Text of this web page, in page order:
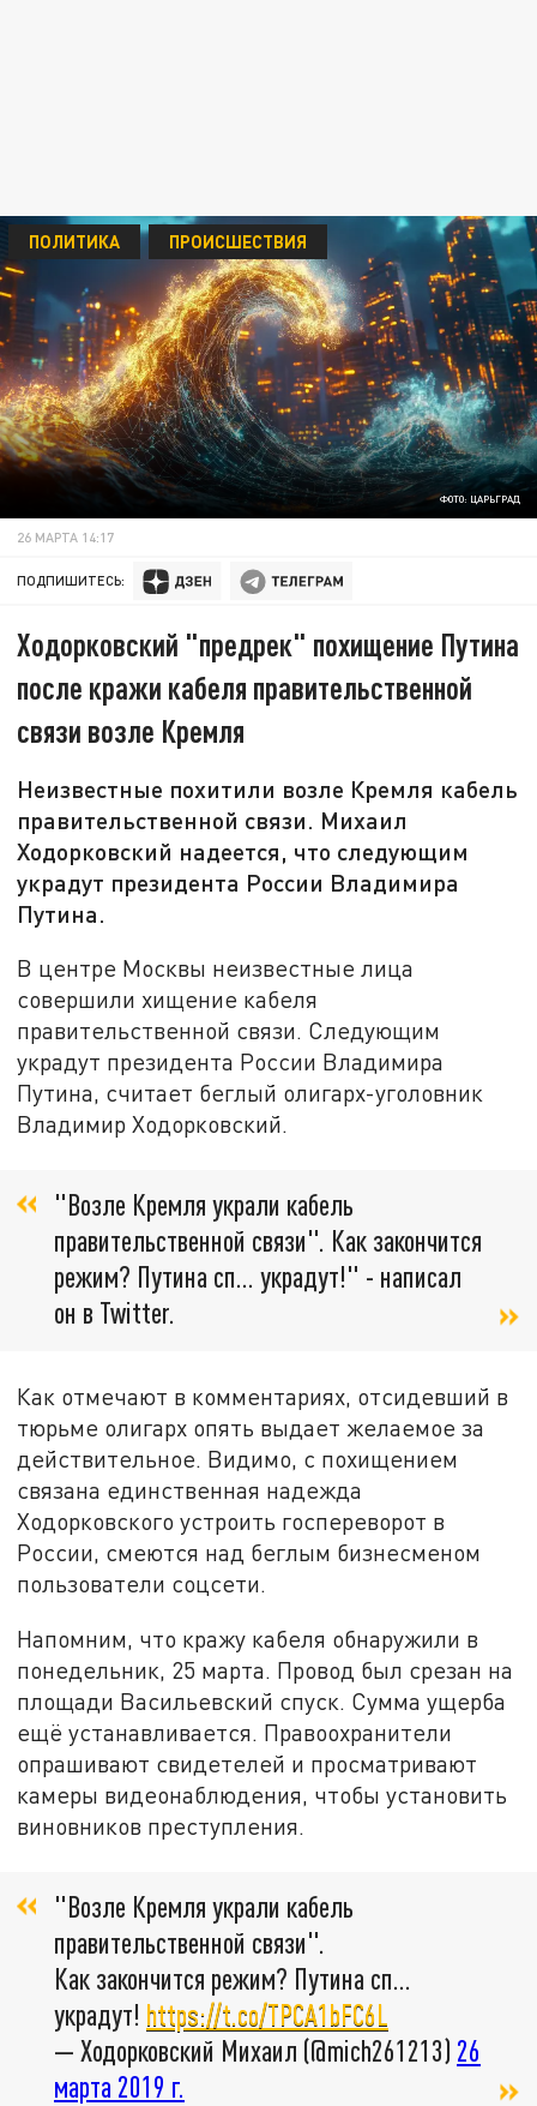
ФОТО: ЦАРЬГРАД
ПОЛИТИКА ПРОИСШЕСТВИЯ
26 МАРТА 14:17
ПОДПИШИТЕСЬ:
Ходорковский "предрек" похищение Путина
после кражи кабеля правительственной
связи возле Кремля
Неизвестные похитили возле Кремля кабель
правительственной связи. Михаил
Ходорковский надеется, что следующим
украдут президента России Владимира
Путина.
В центре Москвы неизвестные лица
совершили хищение кабеля
правительственной связи. Следующим
украдут президента России Владимира
Путина, считает беглый олигарх-уголовник
Владимир Ходорковский.
"Возле Кремля украли кабель
правительственной связи". Как закончится
режим? Путина сп... украдут!" - написал
он в Twitter.
Как отмечают в комментариях, отсидевший в
тюрьме олигарх опять выдает желаемое за
действительное. Видимо, с похищением
связана единственная надежда
Ходорковского устроить госпереворот в
России, смеются над беглым бизнесменом
пользователи соцсети.
Напомним, что кражу кабеля обнаружили в
понедельник, 25 марта. Провод был срезан на
площади Васильевский спуск. Сумма ущерба
ещё устанавливается. Правоохранители
опрашивают свидетелей и просматривают
камеры видеонаблюдения, чтобы установить
виновников преступления.
"Возле Кремля украли кабель
правительственной связи".
Как закончится режим? Путина сп...
украдут! https://t.co/TPCA1bFC6L
— Ходорковский Михаил (@mich261213) 26
марта 2019 г.